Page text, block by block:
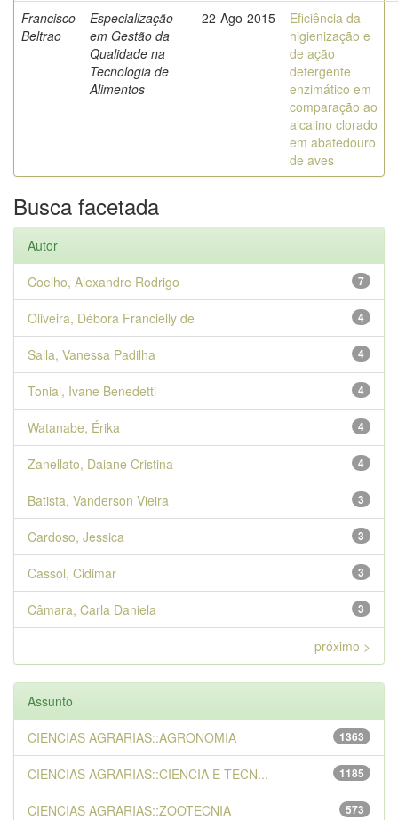
Francisco
Beltrao
Especialização
em Gestão da
Qualidade na
Tecnologia de
Alimentos
22-Ago-2015
Eficiência da
higienização e
de ação
detergente
enzimático em
comparação ao
alcalino clorado
em abatedouro
de aves
Busca facetada
Autor
7
Coelho, Alexandre Rodrigo
4
Oliveira, Débora Francielly de
4
Salla, Vanessa Padilha
4
Tonial, Ivane Benedetti
4
Watanabe, Érika
4
Zanellato, Daiane Cristina
3
Batista, Vanderson Vieira
3
Cardoso, Jessica
3
Cassol, Cidimar
3
Câmara, Carla Daniela
próximo >
Assunto
1363
CIENCIAS AGRARIAS::AGRONOMIA
1185
CIENCIAS AGRARIAS::CIENCIA E TECN...
573
CIENCIAS AGRARIAS::ZOOTECNIA